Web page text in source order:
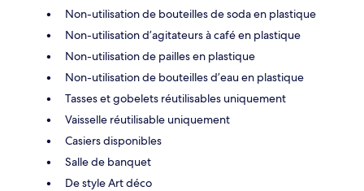
Non-utilisation de bouteilles de soda en plastique
Non-utilisation d’agitateurs à café en plastique
Non-utilisation de pailles en plastique
Non-utilisation de bouteilles d’eau en plastique
Tasses et gobelets réutilisables uniquement
Vaisselle réutilisable uniquement
Casiers disponibles
Salle de banquet
De style Art déco